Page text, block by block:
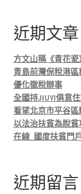
近期文章
方文山稱《青花
青島前灣保稅港
優化徵稅辦事
全國持JIUYI俱意
看望北京市平谷
以法治扶貧為脫
在線_國度扶貧門
近期留言